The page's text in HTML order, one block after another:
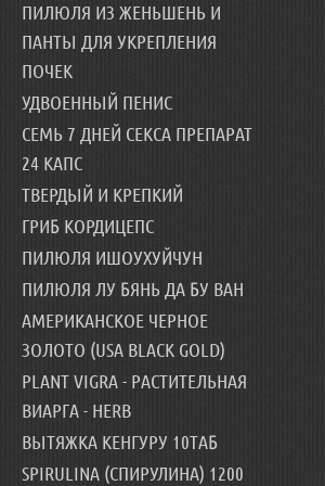
ПИЛЮЛЯ ИЗ ЖЕНЬШЕНЬ И
ПАНТЫ ДЛЯ УКРЕПЛЕНИЯ
ПОЧЕК
УДВОЕННЫЙ ПЕНИС
СЕМЬ 7 ДНЕЙ СЕКСА ПРЕПАРАТ
24 КАПС
ТВЕРДЫЙ И КРЕПКИЙ
ГРИБ КОРДИЦЕПС
ПИЛЮЛЯ ИШОУХУЙЧУН
ПИЛЮЛЯ ЛУ БЯНЬ ДА БУ ВАН
АМЕРИКАНСКОЕ ЧЕРНОЕ
ЗОЛОТО (USA BLACK GOLD)
PLANT VIGRA - РАСТИТЕЛЬНАЯ
ВИАРГА - HERB
ВЫТЯЖКА КЕНГУРУ 10ТАБ
SPIRULINA (СПИРУЛИНА) 1200